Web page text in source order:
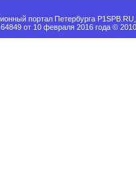
портал Петербурга
от 10 февраля 2016 года ©